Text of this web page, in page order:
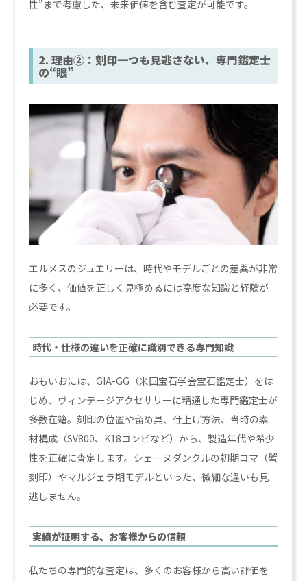
性”まで考慮した、未来価値を含む査定が可能です。
2. 理由②：刻印一つも見逃さない、専門鑑定士
の“眼”
エルメスのジュエリーは、時代やモデルごとの差異が非常
に多く、価値を正しく見極めるには高度な知識と経験が
必要です。
時代・仕様の違いを正確に識別できる専門知識
おもいおには、GIA-GG（米国宝石学会宝石鑑定士）をは
じめ、ヴィンテージアクセサリーに精通した専門鑑定士が
多数在籍。刻印の位置や留め具、仕上げ方法、当時の素
材構成（SV800、K18コンビなど）から、製造年代や希少
性を正確に査定します。シェーヌダンクルの初期コマ（蟹
刻印）やマルジェラ期モデルといった、微細な違いも見
逃しません。
実績が証明する、お客様からの信頼
私たちの専門的な査定は、多くのお客様から高い評価を